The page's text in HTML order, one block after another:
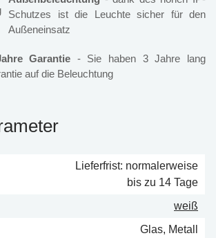
Schutzes ist die Leuchte sicher für den
Außeneinsatz
Garantie - Sie haben 3 Jahre lang
auf die Beleuchtung
Lieferfrist: normalerweise
bis zu 14 Tage
weiß
Glas, Metall